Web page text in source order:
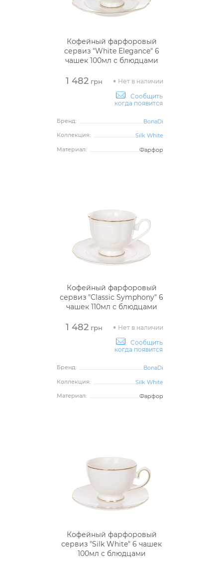
Кофейный фарфоровый
сервиз "White Elegance" 6
чашек 100мл с блюдцами
1 482 грн
Нет в наличии
Сообщить
когда появится
Бренд:
BonaDi
Коллекция:
Silk White
Материал:
Фарфор
Кофейный фарфоровый
сервиз "Classic Symphony" 6
чашек 110мл с блюдцами
1 482 грн
Нет в наличии
Сообщить
когда появится
Бренд:
BonaDi
Коллекция:
Silk White
Материал:
Фарфор
Кофейный фарфоровый
сервиз "Silk White" 6 чашек
100мл с блюдцами